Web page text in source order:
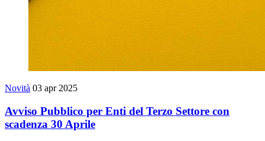
Novità 03 apr 2025
Avviso Pubblico per Enti del Terzo Settore con
scadenza 30 Aprile